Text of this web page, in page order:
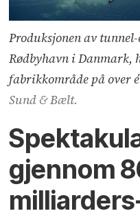
Produksjonen av
Rødbyhavn i Danmark,
fabrikkområde på over
Sund & Bælt.
gjennom